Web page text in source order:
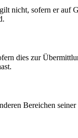
nicht, sofern er auf
dies zur
Bereichen